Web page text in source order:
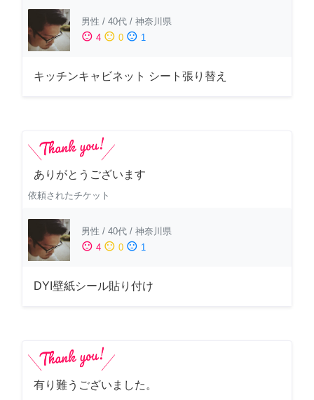
男性 / 40代 / 神奈川県
sentiment_satisfied 4 sentiment_neutral 0 sentiment_dissatisfied 1
キッチンキャビネット シート張り替え
ありがとうございます
依頼されたチケット
男性 / 40代 / 神奈川県
sentiment_satisfied 4 sentiment_neutral 0 sentiment_dissatisfied 1
DYI壁紙シール貼り付け
有り難うございました。